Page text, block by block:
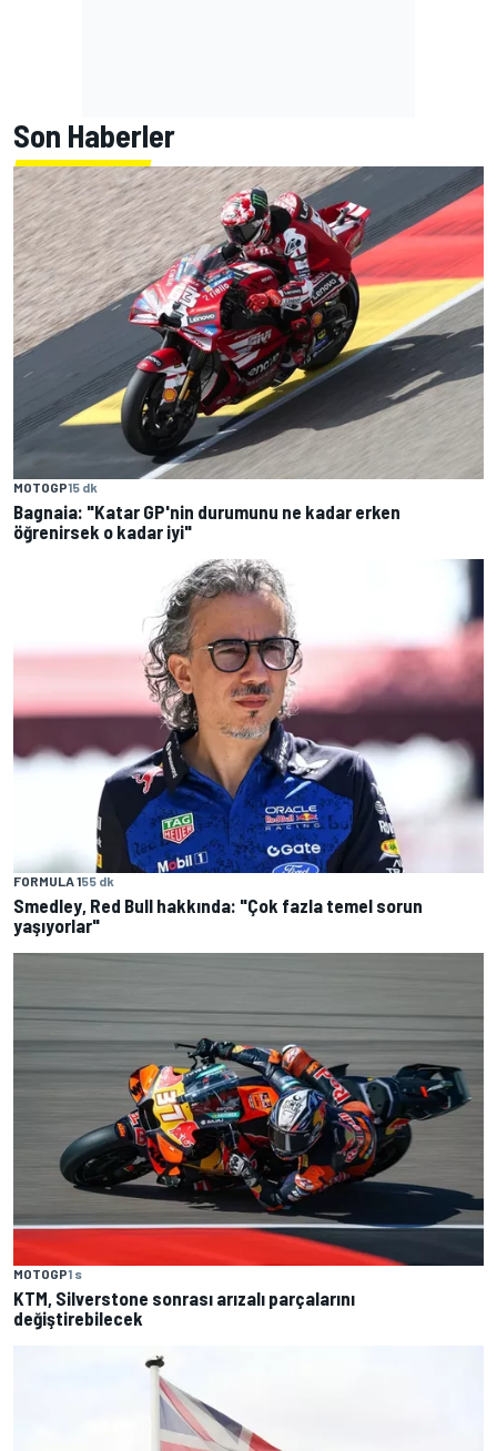
Son Haberler
MOTOGP15 dk
Bagnaia: "Katar GP'nin durumunu ne kadar erken
öğrenirsek o kadar iyi"
FORMULA 155 dk
Smedley, Red Bull hakkında: "Çok fazla temel sorun
yaşıyorlar"
MOTOGP1 s
KTM, Silverstone sonrası arızalı parçalarını
değiştirebilecek